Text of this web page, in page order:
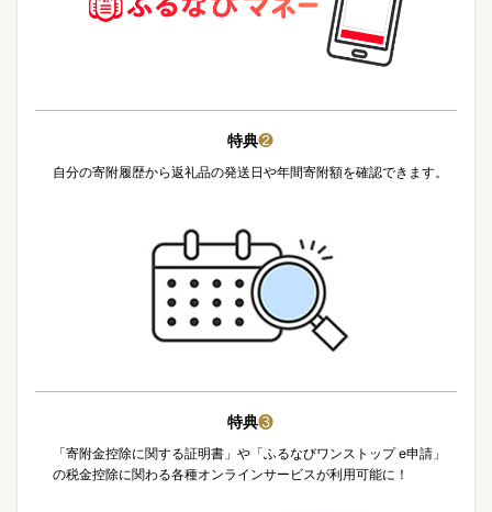
特典❷
自分の寄附履歴から返礼品の発送日や年間寄附額を確認できます。
特典❸
「寄附金控除に関する証明書」や「ふるなびワンストップ e申請」
の税金控除に関わる各種オンラインサービスが利用可能に！